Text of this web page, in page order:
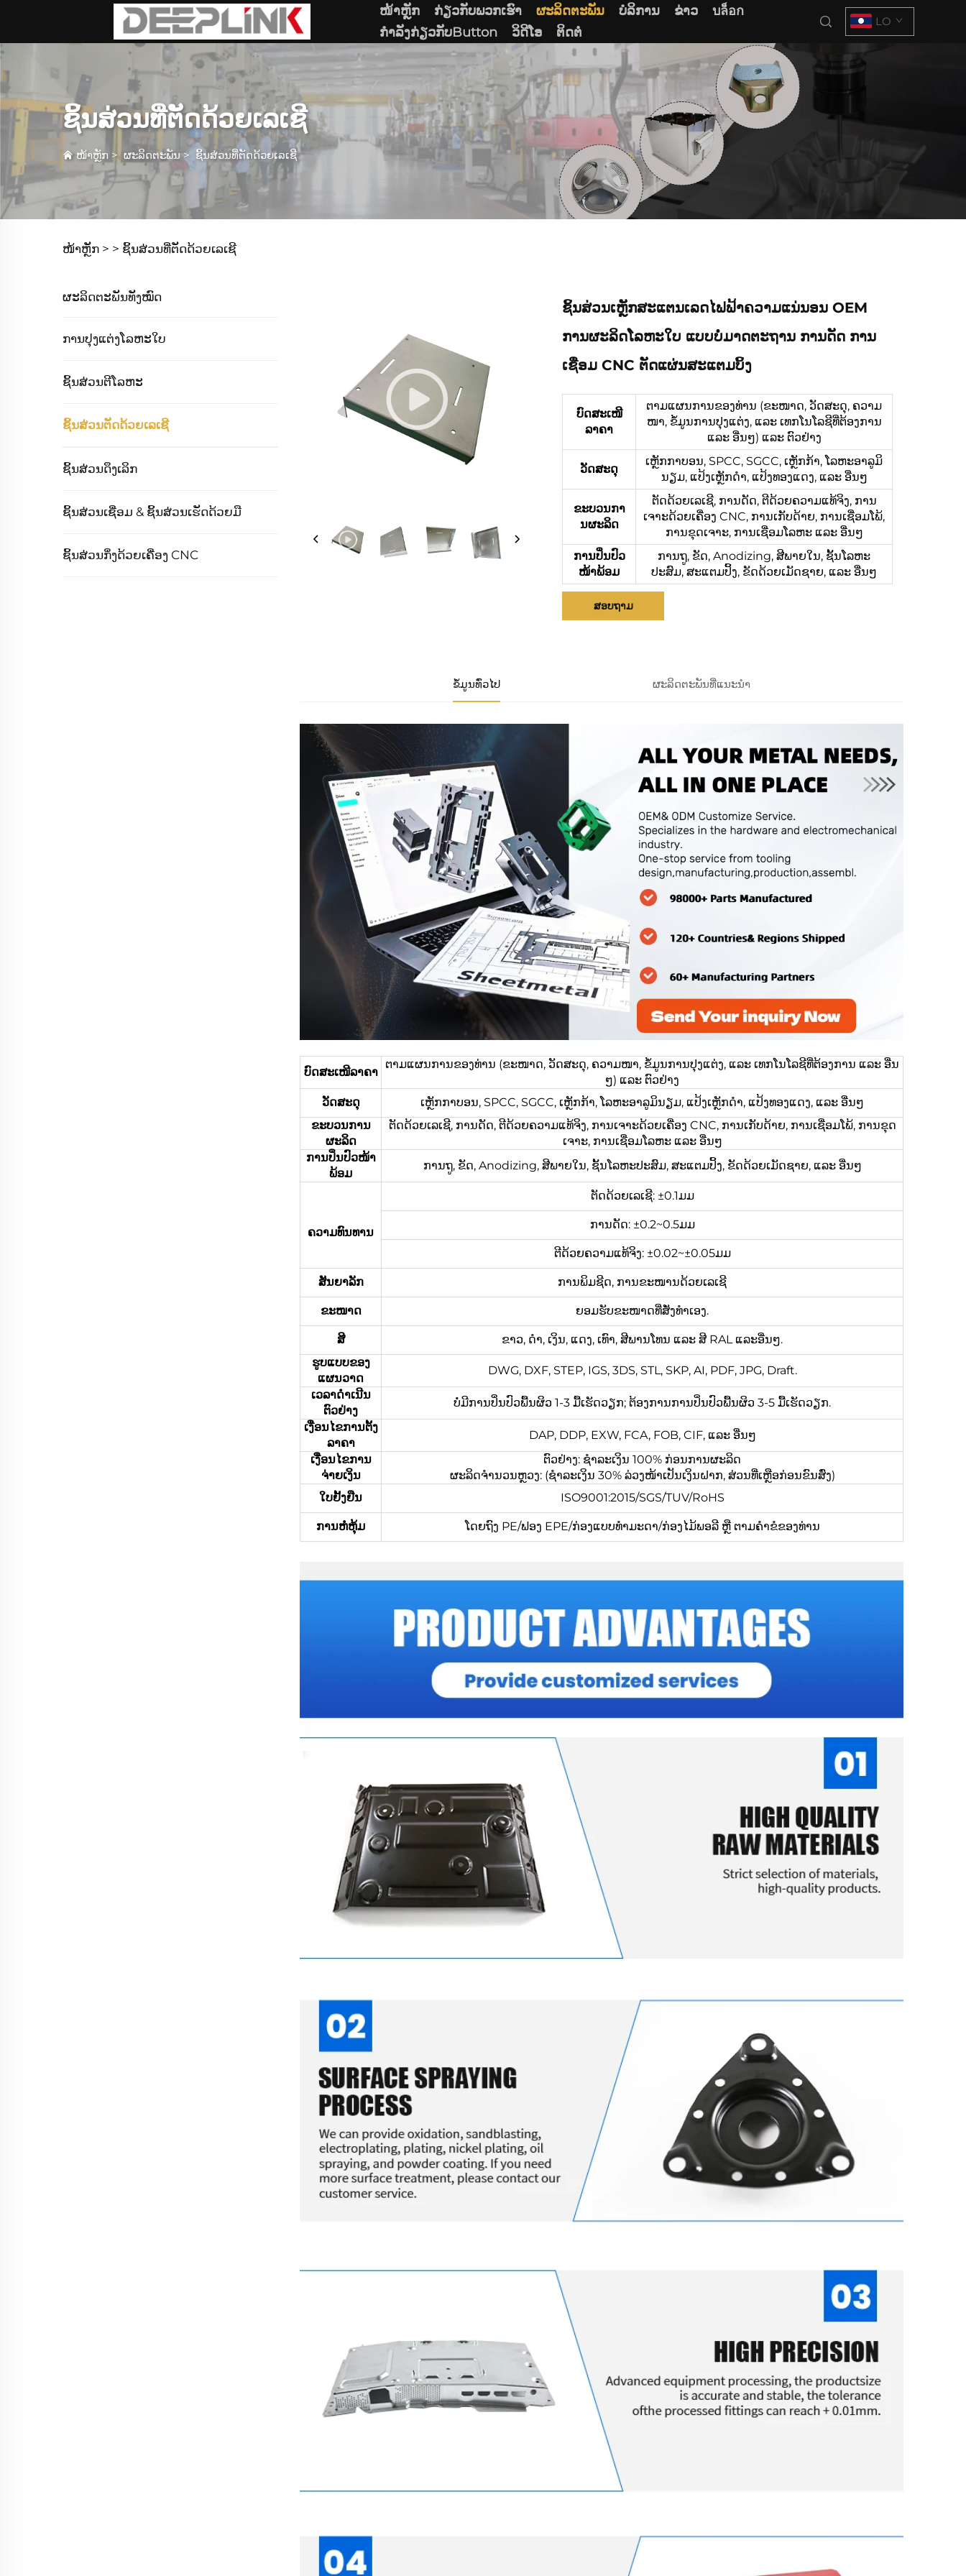
ໜ້າຫຼັກ ກ່ຽວກັບພວກເຮົາ ຜະລິດຕະພັນ ບໍລິການ ຂ່າວ
บล็อก
ກໍາລັງກ່ຽວກັບButton
ວິດີໂອ ຕິດຕໍ່
LO
ຊິ້ນສ່ວນທີ່ຕັດດ້ວຍເລເຊີ
ໜ້າຫຼັກ > ຜະລິດຕະພັນ> ຊິ້ນສ່ວນທີ່ຕັດດ້ວຍເລເຊີ
ໜ້າຫຼັກ > > ຊິ້ນສ່ວນທີ່ຕັດດ້ວຍເລເຊີ
ຜະລິດຕະພັນທັງໝົດ
ການປຸງແຕ່ງໂລຫະໃບ
ຊິ້ນສ່ວນຕີໂລຫະ
ຊິ້ນສ່ວນຕັດດ້ວຍເລເຊີ
ຊິ້ນສ່ວນດຶງເລິກ
ຊິ້ນສ່ວນເຊື່ອມ & ຊິ້ນສ່ວນເຮັດດ້ວຍມື
ຊິ້ນສ່ວນກຶ່ງດ້ວຍເຄື່ອງ CNC
ຊິ້ນສ່ວນເຫຼັກສະແຕນເລດໄຟຟ້າຄວາມແນ່ນອນ OEM
ການຜະລິດໂລຫະໃບ ແບບບໍ່ມາດຕະຖານ ການດັດ ການ
ເຊື່ອມ CNC ຕັດແຜ່ນສະແຕມບິ້ງ
ບົດສະເໜີ
ລາຄາ
ຕາມແຜນການຂອງທ່ານ (ຂະໜາດ, ວັດສະດຸ, ຄວາມ
ໜາ, ຂໍ້ມູນການປຸງແຕ່ງ, ແລະ ເທກໂນໂລຊີທີ່ຕ້ອງການ
ແລະ ອື່ນໆ) ແລະ ຕົວຢ່າງ
ວັດສະດຸ
ເຫຼັກກາບອນ, SPCC, SGCC, ເຫຼັກກ້າ, ໂລຫະອາລູມິ
ນຽມ, ແປ້ງເຫຼັກດຳ, ແປ້ງທອງແດງ, ແລະ ອື່ນໆ
ຂະບວນກາ
ນຜະລິດ
ຕັດດ້ວຍເລເຊີ, ການດັດ, ຕີດ້ວຍຄວາມແທ້ຈິງ, ການ
ເຈາະດ້ວຍເຄື່ອງ CNC, ການເກັບດ້າຍ, ການເຊື່ອມໂພ້,
ການຂຸດເຈາະ, ການເຊື່ອມໂລຫະ ແລະ ອື່ນໆ
ການປິ່ນປົວ
ໜ້າພ້ອມ
ການຖູ, ຂັດ, Anodizing, ສີພາຍໃນ, ຊັ້ນໂລຫະ
ປະສົມ, ສະແຕມປິ້ງ, ຂັດດ້ວຍເມັດຊາຍ, ແລະ ອື່ນໆ
ສອບຖາມ
ຂໍ້ມູນທົ່ວໄປ ຜະລິດຕະພັນທີ່ແນະນຳ
ບົດສະເໜີລາຄາ
ຕາມແຜນການຂອງທ່ານ (ຂະໜາດ, ວັດສະດຸ, ຄວາມໜາ, ຂໍ້ມູນການປຸງແຕ່ງ, ແລະ ເທກໂນໂລຊີທີ່ຕ້ອງການ ແລະ ອື່ນ
ໆ) ແລະ ຕົວຢ່າງ
ວັດສະດຸ
ເຫຼັກກາບອນ, SPCC, SGCC, ເຫຼັກກ້າ, ໂລຫະອາລູມິນຽມ, ແປ້ງເຫຼັກດຳ, ແປ້ງທອງແດງ, ແລະ ອື່ນໆ
ຂະບວນການ
ຜະລິດ
ຕັດດ້ວຍເລເຊີ, ການດັດ, ຕີດ້ວຍຄວາມແທ້ຈິງ, ການເຈາະດ້ວຍເຄື່ອງ CNC, ການເກັບດ້າຍ, ການເຊື່ອມໂພ້, ການຂຸດ
ເຈາະ, ການເຊື່ອມໂລຫະ ແລະ ອື່ນໆ
ການປິ່ນປົວໜ້າ
ພ້ອມ
ການຖູ, ຂັດ, Anodizing, ສີພາຍໃນ, ຊັ້ນໂລຫະປະສົມ, ສະແຕມປິ້ງ, ຂັດດ້ວຍເມັດຊາຍ, ແລະ ອື່ນໆ
ຄວາມທົນທານ
ຕັດດ້ວຍເລເຊີ: ±0.1ມມ
ການດັດ: ±0.2~0.5ມມ
ຕີດ້ວຍຄວາມແທ້ຈິງ: ±0.02~±0.05ມມ
ສັນຍາລັກ ການພິມຊີດ, ການຂະໜານດ້ວຍເລເຊີ
ຂະໜາດ ຍອມຮັບຂະໜາດທີ່ສັ່ງທຳເອງ.
ສີ
ຂາວ, ດຳ, ເງິນ, ແດງ, ເທົາ, ສີພານໂທນ ແລະ ສີ RAL ແລະອື່ນໆ.
ຮູບແບບຂອງ
ແຜນວາດ
DWG, DXF, STEP, IGS, 3DS, STL, SKP, AI, PDF, JPG, Draft.
ເວລາດຳເນີນ
ຕົວຢ່າງ
ບໍ່ມີການປິ່ນປົວພື້ນຜິວ 1-3 ມື້ເຮັດວຽກ; ຕ້ອງການການປິ່ນປົວພື້ນຜິວ 3-5 ມື້ເຮັດວຽກ.
ເງື່ອນໄຂການຕັ້ງ
ລາຄາ
DAP, DDP, EXW, FCA, FOB, CIF, ແລະ ອື່ນໆ
ເງື່ອນໄຂການ
ຈ່າຍເງິນ
ຕົວຢ່າງ: ຊຳລະເງິນ 100% ກ່ອນການຜະລິດ
ຜະລິດຈຳນວນຫຼວງ: (ຊຳລະເງິນ 30% ລ່ວງໜ້າເປັນເງິນຝາກ, ສ່ວນທີ່ເຫຼືອກ່ອນຂົນສົ່ງ)
ໃບຢັ້ງຢືນ
ISO9001:2015/SGS/TUV/RoHS
ການຫໍ່ຫຸ້ມ ໂດຍຖົງ PE/ຟອງ EPE/ກ່ອງແບບທຳມະດາ/ກ່ອງໄມ້ພອລີ ຫຼື ຕາມຄຳຂໍຂອງທ່ານ